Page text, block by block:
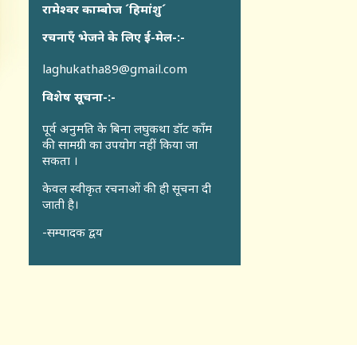
रामेश्वर काम्बोज ´हिमांशु´
रचनाएँ भेजने के लिए ई-मेल-:-
laghukatha89@gmail.com
विशेष सूचना-:-
पूर्व अनुमति के बिना लघुकथा डॉट कॉंम
की सामग्री का उपयोग नहीं किया जा
सकता ।
केवल स्वीकृत रचनाओं की ही सूचना दी
जाती है।
-सम्पादक द्वय